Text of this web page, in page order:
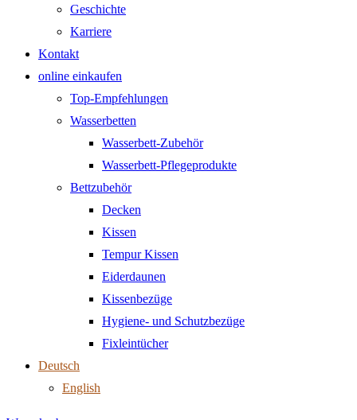
Geschichte
Karriere
Kontakt
online einkaufen
Top-Empfehlungen
Wasserbetten
Wasserbett-Zubehör
Wasserbett-Pflegeprodukte
Bettzubehör
Decken
Kissen
Tempur Kissen
Eiderdaunen
Kissenbezüge
Hygiene- und Schutzbezüge
Fixleintücher
Deutsch
English